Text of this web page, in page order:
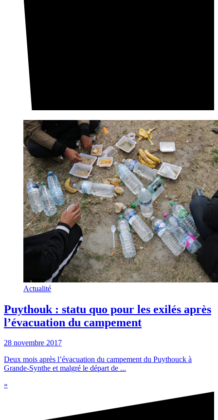
Actualité
Puythouk : statu quo pour les exilés après
l’évacuation du campement
28 novembre 2017
Deux mois après l’évacuation du campement du Puythouck à
Grande-Synthe et malgré le départ de ...
»